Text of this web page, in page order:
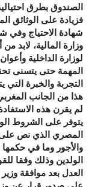
الصندوق بطرق
فزيادة على الوثائق
شهادة الاحتياج وفي
وزارة المالية، لابد
لوزارة الداخلية
المهمة حتى يتسنى
التجربة والخبرة التي
هذا من الجانب
لم يقرن هذه
يتوفر على الشروط
المصري الذي نص على
والأجور وما في حكمها
الولدين وذلك وفقا
العدل بعد موافقة